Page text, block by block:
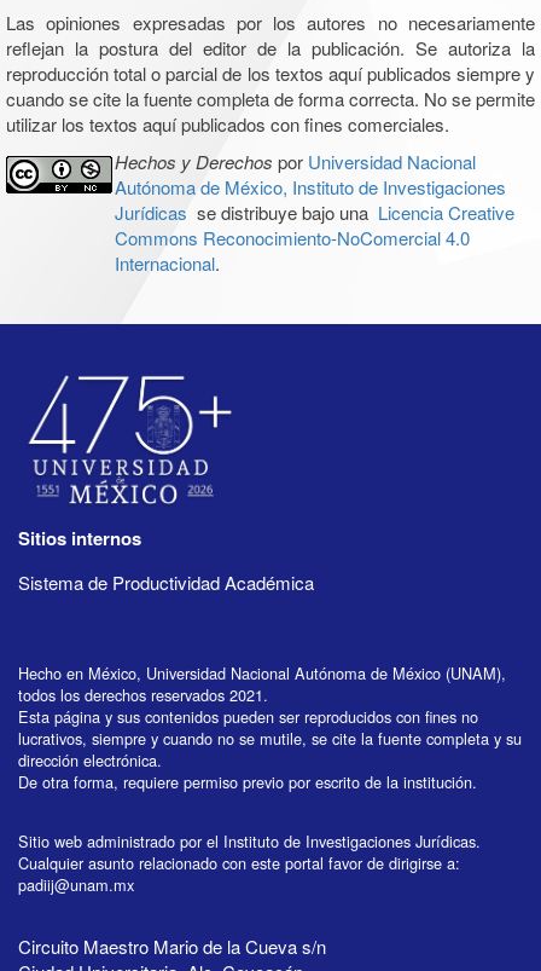
Las opiniones expresadas por los autores no necesariamente
reflejan la postura del editor de la publicación. Se autoriza la
reproducción total o parcial de los textos aquí publicados siempre y
cuando se cite la fuente completa de forma correcta. No se permite
utilizar los textos aquí publicados con fines comerciales.
Hechos y Derechos por Universidad Nacional
Autónoma de México, Instituto de Investigaciones
Jurídicas se distribuye bajo una Licencia Creative
Commons Reconocimiento-NoComercial 4.0
Internacional.
Sitios internos
Sistema de Productividad Académica
Hecho en México, Universidad Nacional Autónoma de México (UNAM),
todos los derechos reservados 2021.
Esta página y sus contenidos pueden ser reproducidos con fines no
lucrativos, siempre y cuando no se mutile, se cite la fuente completa y su
dirección electrónica.
De otra forma, requiere permiso previo por escrito de la institución.
Sitio web administrado por el Instituto de Investigaciones Jurídicas.
Cualquier asunto relacionado con este portal favor de dirigirse a:
padiij@unam.mx
Circuito Maestro Mario de la Cueva s/n